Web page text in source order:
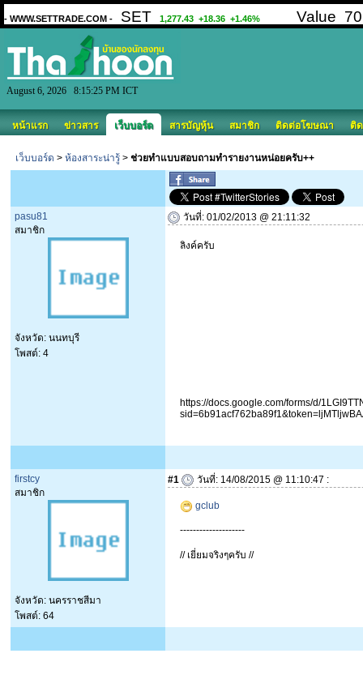
August 6, 2026 8:15:25 PM ICT
หน้าแรก ข่าวสาร เว็บบอร์ด สารบัญหุ้น สมาชิก ติดต่อโฆษณา ติ
เว็บบอร์ด > ห้องสาระน่ารู้ > ช่วยทำแบบสอบถามทำรายงานหน่อยครับ++
pasu81
สมาชิก
จังหวัด: นนทบุรี
โพสต์: 4
วันที่: 01/02/2013 @ 21:11:32
ลิงค์ครับ
https://docs.google.com/forms/d/
firstcy
สมาชิก
จังหวัด: นครราชสีมา
โพสต์: 64
#1 วันที่: 14/08/2015 @ 11:10:47 :
gclub
--------------------
// เยี่ยมจริงๆครับ //